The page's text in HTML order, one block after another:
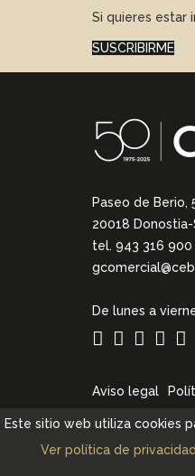
Si quieres estar
SUSCRIBIRME
Paseo de Berio,
20018
tel. 943 316 900
De lunes a
Aviso legal
Este sitio web utiliza cookies
Ver política de privacidad